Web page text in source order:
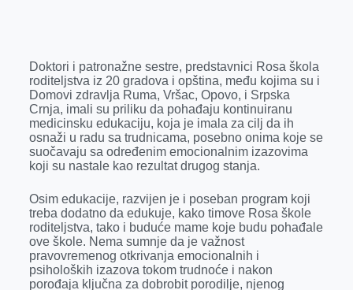
b
o
o
k
e
n
g
e
r
e
d
I
n
r
s
A
p
p
l
Doktori i patronažne sestre, predstavnici Rosa škola
roditeljstva iz 20 gradova i opština, među kojima su i
Domovi zdravlja Ruma, Vršac, Opovo, i Srpska
Crnja, imali su priliku da pohađaju kontinuiranu
medicinsku edukaciju, koja je imala za cilj da ih
osnaži u radu sa trudnicama, posebno onima koje se
suočavaju sa određenim emocionalnim izazovima
koji su nastale kao rezultat drugog stanja.
Osim edukacije, razvijen je i poseban program koji
treba dodatno da edukuje, kako timove Rosa škole
roditeljstva, tako i buduće mame koje budu pohađale
ove škole. Nema sumnje da je važnost
pravovremenog otkrivanja emocionalnih i
psiholoških izazova tokom trudnoće i nakon
porođaja ključna za dobrobit porodilje, njenog